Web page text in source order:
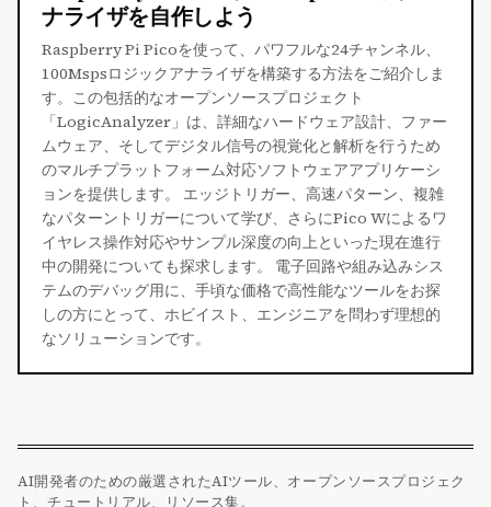
ナライザを自作しよう
Raspberry Pi Picoを使って、パワフルな24チャンネル、
100Mspsロジックアナライザを構築する方法をご紹介しま
す。この包括的なオープンソースプロジェクト
「LogicAnalyzer」は、詳細なハードウェア設計、ファー
ムウェア、そしてデジタル信号の視覚化と解析を行うため
のマルチプラットフォーム対応ソフトウェアアプリケーシ
ョンを提供します。 エッジトリガー、高速パターン、複雑
なパターントリガーについて学び、さらにPico Wによるワ
イヤレス操作対応やサンプル深度の向上といった現在進行
中の開発についても探求します。 電子回路や組み込みシス
テムのデバッグ用に、手頃な価格で高性能なツールをお探
しの方にとって、ホビイスト、エンジニアを問わず理想的
なソリューションです。
AI開発者のための厳選されたAIツール、オープンソースプロジェク
ト、チュートリアル、リソース集。